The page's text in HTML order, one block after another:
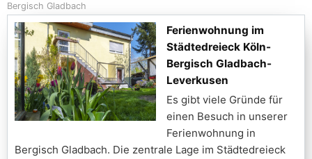
Bergisch Gladbach
Ferienwohnung im
Städtedreieck Köln-
Bergisch Gladbach-
Leverkusen
Es gibt viele Gründe für
einen Besuch in unserer
Ferienwohnung in
Bergisch Gladbach. Die zentrale Lage im Städtedreieck